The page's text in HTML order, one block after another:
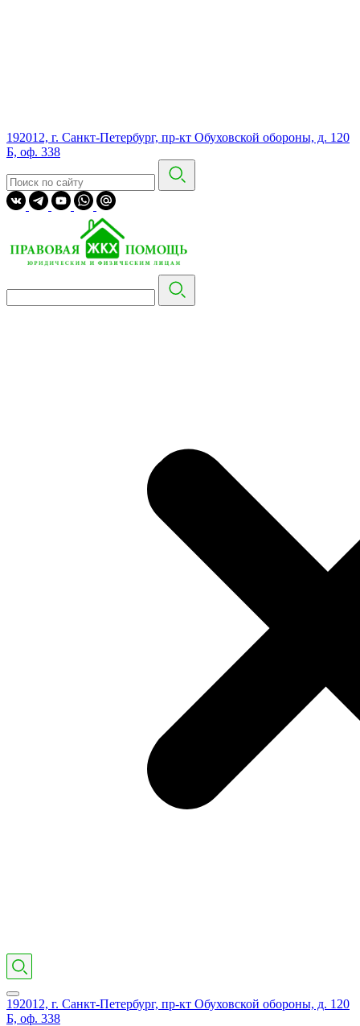
192012, г. Санкт-Петербург, пр-кт Обуховской обороны, д. 120
Б, оф. 338
192012, г. Санкт-Петербург, пр-кт Обуховской обороны, д. 120
Б, оф. 338